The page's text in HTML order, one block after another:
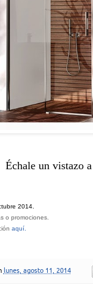
Échale un vistazo
2014.
o promociones.
aquí.
lunes, agosto 11, 2014